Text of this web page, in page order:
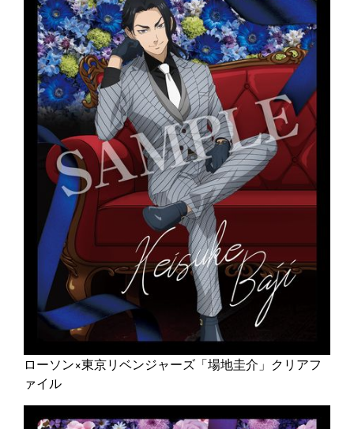
ローソン×東京リベンジャーズ「場地圭介」クリアフ
ァイル